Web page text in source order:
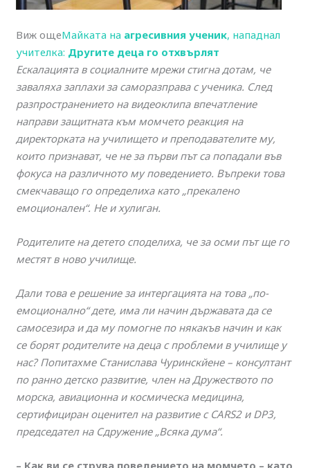
Виж ощеМайката на агресивния ученик, нападнал
учителка: Другите деца го отхвърлят
Ескалацията в социалните мрежи стигна дотам, че
заваляха заплахи за саморазправа с ученика. След
разпространението на видеоклипа впечатление
направи защитната към момчето реакция на
директорката на училището и преподавателите му,
които признават, че не за първи път са попадали във
фокуса на различното му поведението. Въпреки това
смекчаващо го определиха като „прекалено
емоционален“. Не и хулиган.
Родителите на детето споделиха, че за осми път ще го
местят в ново училище.
Дали това е решение за интергацията на това „по-
емоционално“ дете, има ли начин държавата да се
самосезира и да му помогне по някакъв начин и как
се борят родителите на деца с проблеми в училище у
нас? Попитахме Станислава Чуринскйене – консултант
по ранно детско развитие, член на Дружеството по
морска, авиационна и космическа медицина,
сертифициран оценител на развитие с CARS2 и DP3,
председател на Сдружение „Всяка дума“.